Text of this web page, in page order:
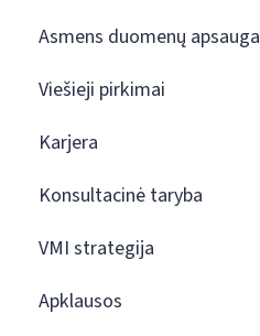
Asmens duomenų apsauga
Viešieji pirkimai
Karjera
Konsultacinė taryba
VMI strategija
Apklausos